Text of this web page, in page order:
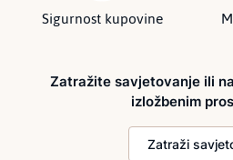
Sigurnost kupovine
Zatražite savjetovanje ili
izložbenim
Zatraži